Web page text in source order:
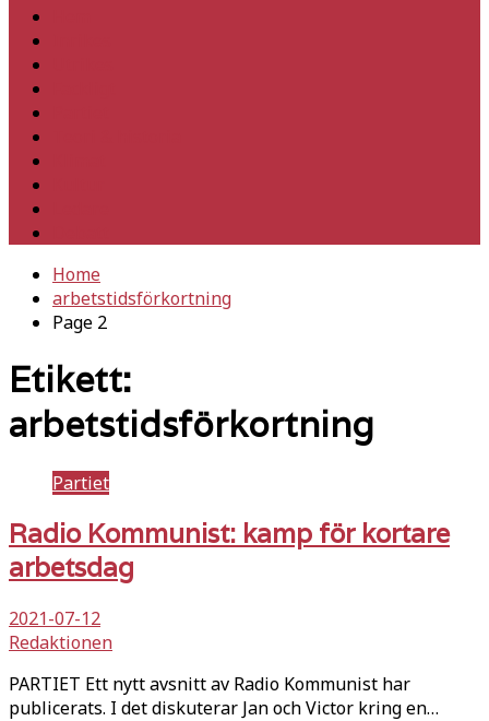
Home
arbetstidsförkortning
Page 2
Etikett:
arbetstidsförkortning
Partiet
Radio Kommunist: kamp för kortare
arbetsdag
2021-07-12
Redaktionen
PARTIET Ett nytt avsnitt av Radio Kommunist har
publicerats. I det diskuterar Jan och Victor kring en…